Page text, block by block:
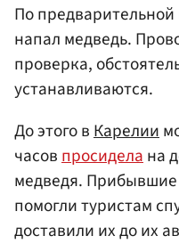
По
напал медведь.
проверка,
устанавливаются.
До этого вКарелии
часовпросиделана
медведя. Прибывшие
помогли туристам
доставили их до их